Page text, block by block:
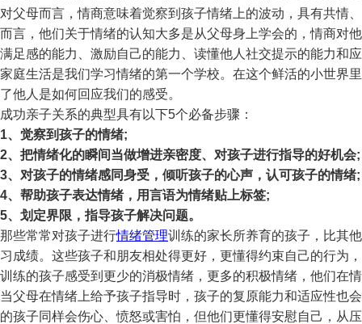
对父母而言，情商意味着觉察到孩子情绪上的波动，具有共情
而言，他们关于情绪的认知大多是从父母身上学会的，情商对
满足感的能力、激励自己的能力、读懂他人社交提示的能力和
家庭生活是我们学习情绪的第一个学校。在这个鲜活的小世界
了他人是如何回应我们的感受。
成功亲子关系的典型具有以下5个必备步骤：
1、觉察到孩子的情绪;
2、把情绪化的瞬间当做增进亲密度、对孩子进行指导的好机会;
3、对孩子的情绪感同身受，倾听孩子的心声，认可孩子的情绪;
4、帮助孩子表达情绪，用言语为情绪贴上标签;
5、划定界限，指导孩子解决问题。
那些常常对孩子进行情绪管理训练的家长所养育的孩子，比其
习成绩。这些孩子和朋友相处得更好，更懂得约束自己的行为
训练的孩子感受到更少的消极情绪，更多的积极情绪，他们在
当父母在情绪上给予孩子指导时，孩子的复原能力和适应性也
的孩子同样会伤心、愤怒或害怕，但他们更懂得安慰自己，从